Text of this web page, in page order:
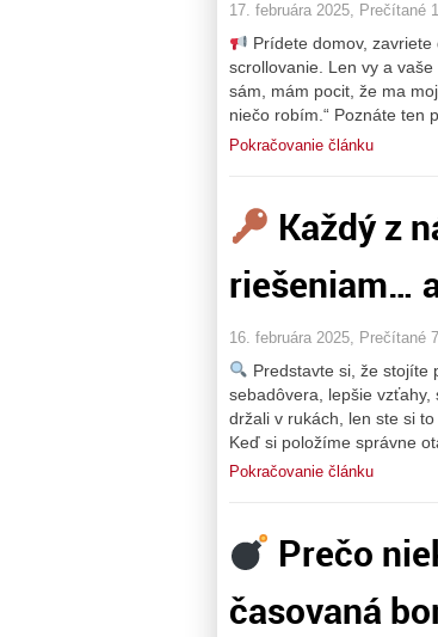
17. februára 2025, Prečítané
Prídete domov,
scrollovanie. Len vy a
sám, mám pocit, že ma
niečo robím.“ Poznáte ten
Pokračovanie článku
Každý z
riešeniam…
16. februára 2025, Prečítané
Predstavte si, že stojíte
sebadôvera, lepšie
držali v rukách, len ste si to
Keď si položíme správne
Pokračovanie článku
Prečo
časovaná